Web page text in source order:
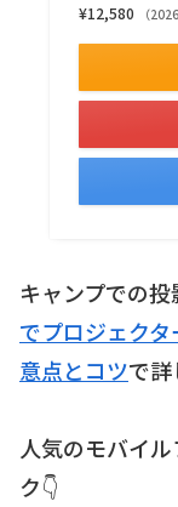
¥12,580
（
キャンプでの投
でプロジェク
意点とコツで
人気のモバイ
ク👇